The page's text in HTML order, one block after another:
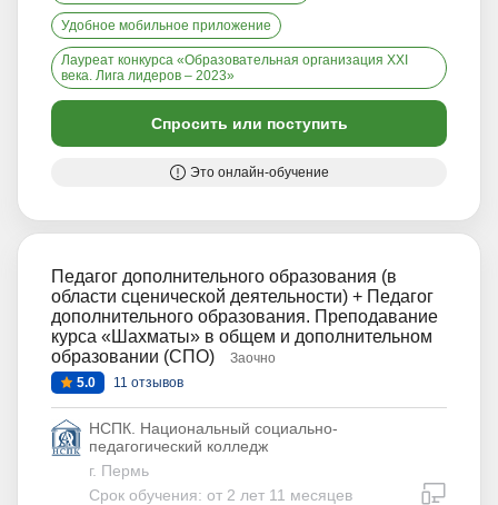
Удобное мобильное приложение
Лауреат конкурса «Образовательная организация XXI
века. Лига лидеров – 2023»
Спросить или поступить
Это онлайн-обучение
Педагог дополнительного образования (в
области сценической деятельности) + Педагог
дополнительного образования. Преподавание
курса «Шахматы» в общем и дополнительном
образовании (СПО)
Заочно
5.0
11 отзывов
НСПК. Национальный социально-
педагогический колледж
г. Пермь
Срок обучения: от 2 лет 11 месяцев